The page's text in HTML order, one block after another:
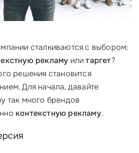
сталкиваются с выбором:
рекламу илитаргет?
решения становится
Для начала, давайте
так много брендов
контекстную рекламу.